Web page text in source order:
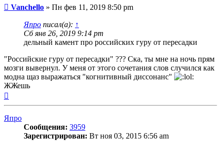
Сообщение
Vanchello » Пн фев 11, 2019 8:50 pm
Япро писал(а): ↑
Сб янв 26, 2019 9:14 pm
дельный камент про российских гуру от пересадки
"Российские гуру от пересадки" ??? Ска, ты мне на ночь прям
мозги вывернул. У меня от этого сочетания слов случился как
модна щаз выражаться "когнитивный диссонанс"
ЖЖешь
Япро
Сообщения: 3959
Зарегистрирован: Вт ноя 03, 2015 6:56 am